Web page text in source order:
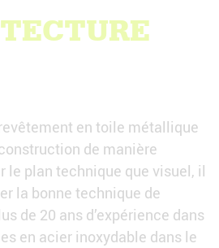
en toile métallique
de manière
le plan technique que visuel, il
la bonne technique de
de 20 ans d’expérience dans
en acier inoxydable dans le